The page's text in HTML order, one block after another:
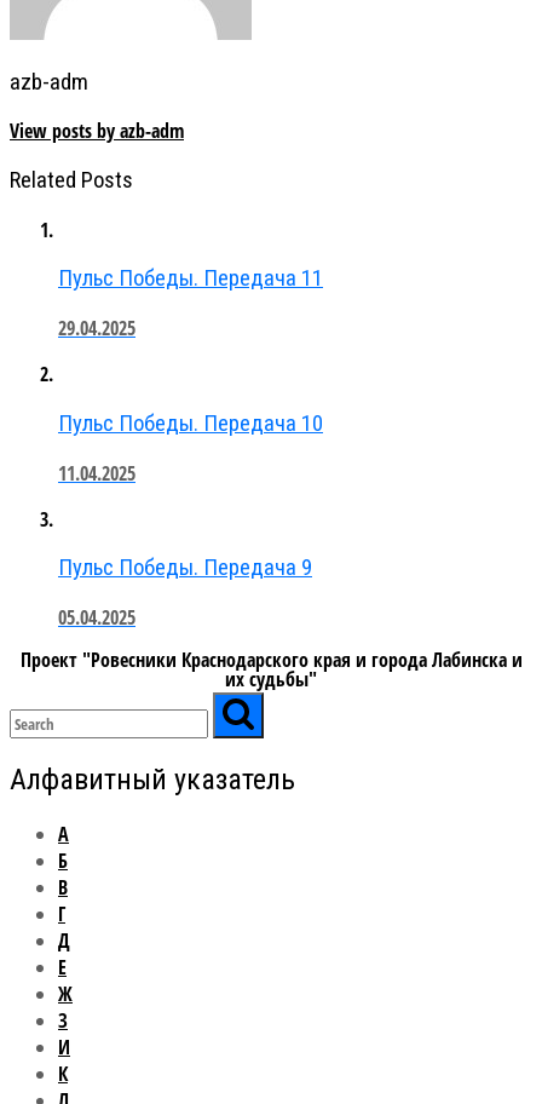
azb-adm
View posts by azb-adm
Related Posts
Пульс Победы. Передача 11
29.04.2025
Пульс Победы. Передача 10
11.04.2025
Пульс Победы. Передача 9
05.04.2025
Проект "Ровесники Краснодарского края и города Лабинска и
их судьбы"
Алфавитный указатель
А
Б
В
Г
Д
Е
Ж
З
И
К